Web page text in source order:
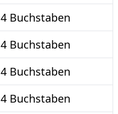
4 Buchstaben
4 Buchstaben
4 Buchstaben
4 Buchstaben